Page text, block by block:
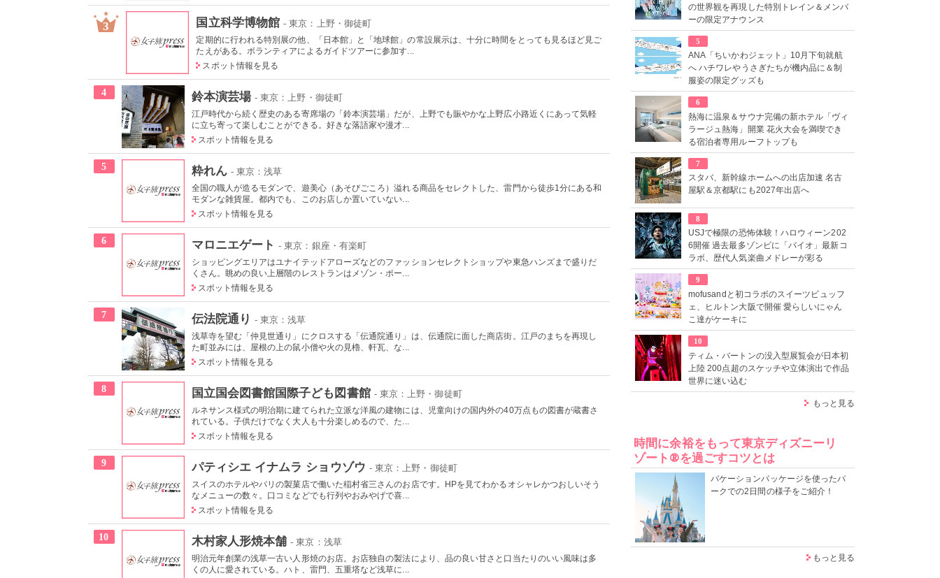
3 国立科学博物館 - 東京：上野・御徒町
定期的に行われる特別展の他、「日本館」と「地球館」の常設展示は、十分に時間をとっても見るほど見ご
たえがある。ボランティアによるガイドツアーに参加す...
スポット情報を見る
4 鈴本演芸場 - 東京：上野・御徒町
江戸時代から続く歴史のある寄席場の「鈴本演芸場」だが、上野でも賑やかな上野広小路近くにあって気軽
に立ち寄って楽しむことができる。好きな落語家や漫才...
スポット情報を見る
5 粋れん - 東京：浅草
全国の職人が造るモダンで、遊美心（あそびごころ）溢れる商品をセレクトした、雷門から徒歩1分にある和
モダンな雑貨屋。都内でも、このお店しか置いていない...
スポット情報を見る
6 マロニエゲート - 東京：銀座・有楽町
ショッピングエリアはユナイテッドアローズなどのファッションセレクトショップや東急ハンズまで盛りだ
くさん。眺めの良い上層階のレストランはメゾン・ポー...
スポット情報を見る
7 伝法院通り - 東京：浅草
浅草寺を望む「仲見世通り」にクロスする「伝通院通り」は、伝通院に面した商店街。江戸のまちを再現し
た町並みには、屋根の上の鼠小僧や火の見櫓、軒瓦、な...
スポット情報を見る
8 国立国会図書館国際子ども図書館 - 東京：上野・御徒町
ルネサンス様式の明治期に建てられた立派な洋風の建物には、児童向けの国内外の40万点もの図書が蔵書さ
れている。子供だけでなく大人も十分楽しめるので、た...
スポット情報を見る
9 パティシエ イナムラ ショウゾウ - 東京：上野・御徒町
スイスのホテルやパリの製菓店で働いた稲村省三さんのお店です。HPを見てわかるオシャレかつおしいそう
なメニューの数々。口コミなどでも行列やおみやげで喜...
スポット情報を見る
10 木村家人形焼本舗 - 東京：浅草
明治元年創業の浅草一古い人形焼のお店。お店独自の製法により、品の良い甘さと口当たりのいい風味は多
くの人に愛されている。ハト、雷門、五重塔など浅草に...
の世界観を再現した特別トレイン＆メンバ
ーの限定アナウンス
5
ANA「ちいかわジェット」10月下旬就航
へ ハチワレやうさぎたちが機内品に＆制
服姿の限定グッズも
6
熱海に温泉＆サウナ完備の新ホテル「ヴィ
ラージュ熱海」開業 花火大会を満喫でき
る宿泊者専用ルーフトップも
7
スタバ、新幹線ホームへの出店加速 名古
屋駅＆京都駅にも2027年出店へ
8
USJで極限の恐怖体験！ハロウィーン202
6開催 過去最多ゾンビに「バイオ」最新コ
ラボ、歴代人気楽曲メドレーが彩る
9
mofusandと初コラボのスイーツビュッフ
ェ、ヒルトン大阪で開催 愛らしいにゃん
こ達がケーキに
10
ティム・バートンの没入型展覧会が日本初
上陸 200点超のスケッチや立体演出で作品
世界に迷い込む
もっと見る
時間に余裕をもって東京ディズニーリ
ゾート®を過ごすコツとは
バケーションパッケージを使ったパ
ークでの2日間の様子をご紹介！
もっと見る